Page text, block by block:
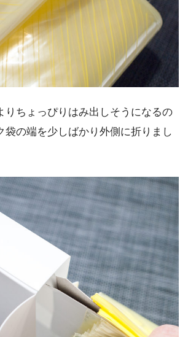
りちょっぴりはみ出しそうになるの
袋の端を少しばかり外側に折りまし